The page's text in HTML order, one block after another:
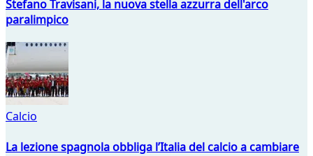
Stefano Travisani, la nuova stella azzurra dell'arco
paralimpico
Calcio
La lezione spagnola obbliga l’Italia del calcio a cambiare